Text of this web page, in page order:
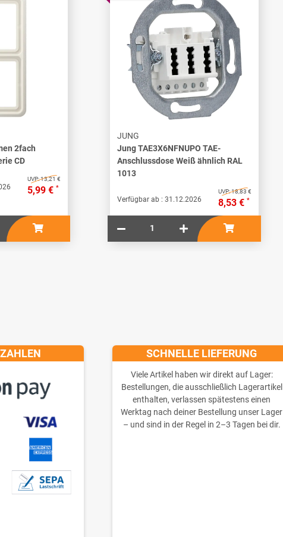
2fach
CD
UVP:13,21 €
5,99 € *
JUNG
Jung TAE3X6NFNUPO TAE-
Anschlussdose Weiß ähnlich RAL
1013
Verfügbar ab : 31.12.2026
UVP:18,83 €
8,53 € *
SCHNELLE LIEFERUNG
Viele Artikel haben wir direkt auf Lager:
Bestellungen, die ausschließlich Lagerartikel
enthalten, verlassen spätestens einen
Werktag nach deiner Bestellung unser Lager
– und sind in der Regel in 2–3 Tagen bei dir.